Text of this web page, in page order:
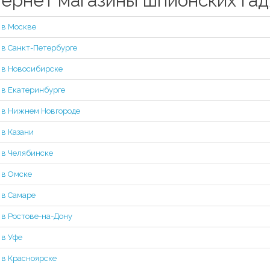
в Москве
Санкт-Петербурге
Новосибирске
Екатеринбурге
в Нижнем Новгороде
Казани
Челябинске
в Омске
Самаре
Ростове-на-Дону
в Уфе
Красноярске